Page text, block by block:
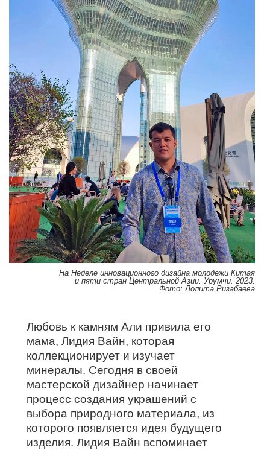
На Неделе инновационного дизайна молодежи Китая
и пяти стран Центральной Азии. Урумчи. 2023.
Фото: Лолита Ризабаева
Любовь к камням Али привила его
мама, Лидия Вайн, которая
коллекционирует и изучает
минералы. Сегодня в своей
мастерской дизайнер начинает
процесс создания украшений с
выбора природного материала, из
которого появляется идея будущего
изделия. Лидия Вайн вспоминает